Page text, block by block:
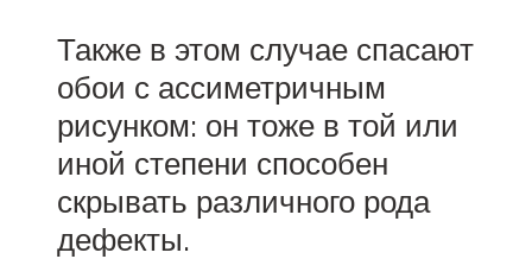
Также в этом случае спасают
обои с ассиметричным
рисунком: он тоже в той или
иной степени способен
скрывать различного рода
дефекты.